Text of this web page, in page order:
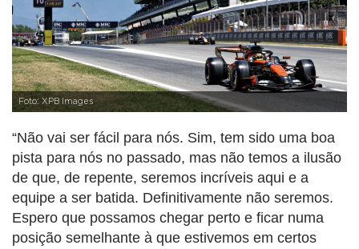
Foto: XPB Images
“Não vai ser fácil para nós. Sim, tem sido uma boa
pista para nós no passado, mas não temos a ilusão
de que, de repente, seremos incríveis aqui e a
equipe a ser batida. Definitivamente não seremos.
Espero que possamos chegar perto e ficar numa
posição semelhante à que estivemos em certos